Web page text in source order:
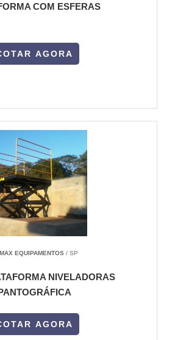
COM ESFERAS
AGORA
EQUIPAMENTOS/ SP
NIVELADORAS
AGORA